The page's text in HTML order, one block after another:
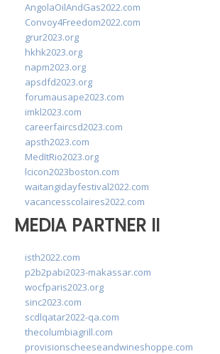
AngolaOilAndGas2022.com
Convoy4Freedom2022.com
grur2023.org
hkhk2023.org
napm2023.org
apsdfd2023.org
forumausape2023.com
imkl2023.com
careerfaircsd2023.com
apsth2023.com
MedItRio2023.org
lcicon2023boston.com
waitangidayfestival2022.com
vacancesscolaires2022.com
MEDIA PARTNER II
isth2022.com
p2b2pabi2023-makassar.com
wocfparis2023.org
sinc2023.com
scdlqatar2022-qa.com
thecolumbiagrill.com
provisionscheeseandwineshoppe.com